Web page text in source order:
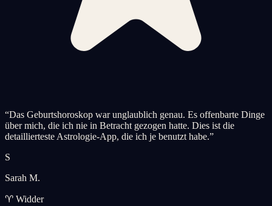
“Das Geburtshoroskop war unglaublich genau. Es offenbarte Dinge
über mich, die ich nie in Betracht gezogen hatte. Dies ist die
detaillierteste Astrologie-App, die ich je benutzt habe.”
S
Sarah M.
♈ Widder